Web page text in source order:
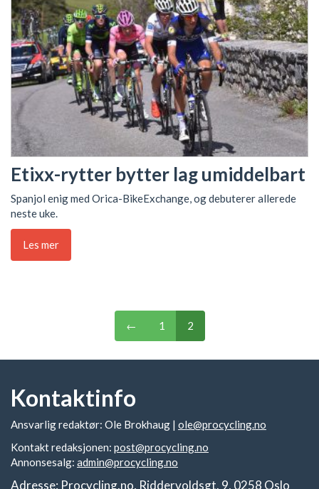
Etixx-rytter bytter lag umiddelbart
Spanjol enig med Orica-BikeExchange, og debuterer allerede
neste uke.
Les mer
← 1 2
Kontaktinfo
Ansvarlig redaktør: Ole Brokhaug | ole@procycling.no
Kontakt redaksjonen: post@procycling.no
Annonsesalg: admin@procycling.no
Adresse: Procycling.no, Riddervoldsgt. 9, 0258 Oslo